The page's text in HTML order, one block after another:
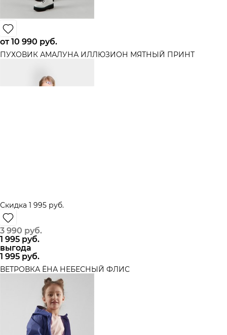
от10 990 руб.
ПУХОВИК АМАЛУНА ИЛЛЮЗИОН МЯТНЫЙ ПРИНТ
Скидка 1 995 руб.
3 990 руб.
1 995 руб.
выгода
1 995 руб.
ВЕТРОВКА ЁНА НЕБЕСНЫЙ ФЛИС